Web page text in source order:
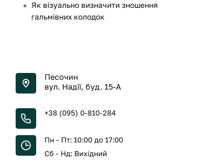
Як візуально визначити зношення
гальмівних колодок
Песочин
вул. Надії, буд. 15-А
+38 (095) 0-810-284
Пн - Пт: 10:00 до 17:00
Сб - Нд: Вихідний